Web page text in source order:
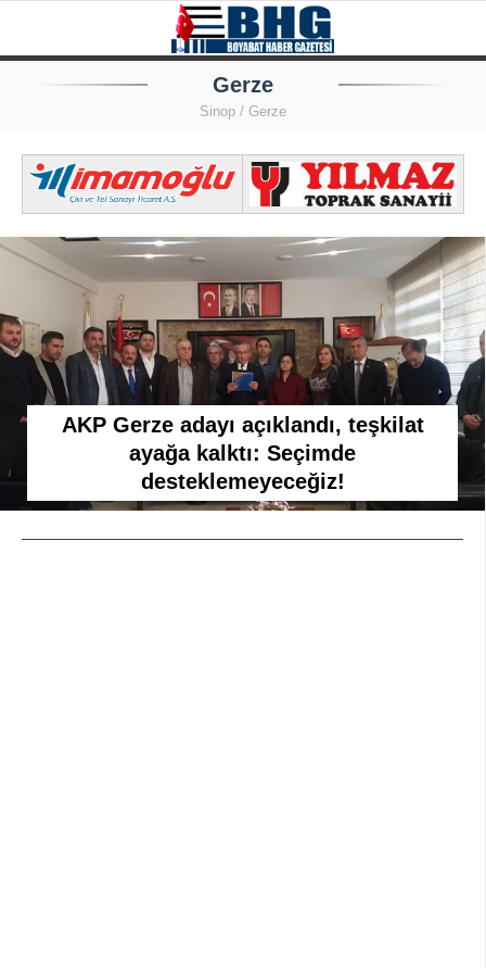
20.7
SINOP
SINOP
GENEL
SERVISLER
Gerze
Sinop / Gerze
AKP Gerze adayı açıklandı, teşkilat
ayağa kalktı: Seçimde
desteklemeyeceğiz!